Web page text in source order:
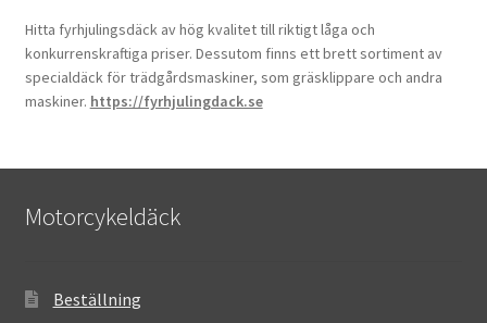
Hitta fyrhjulingsdäck av hög kvalitet till riktigt låga och
konkurrenskraftiga priser. Dessutom finns ett brett sortiment av
specialdäck för trädgårdsmaskiner, som gräsklippare och andra
maskiner. https://fyrhjulingdack.se
Motorcykeldäck
Beställning